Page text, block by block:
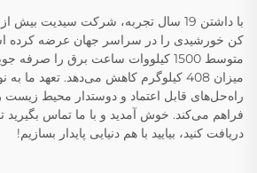
کن خورشیدی را در سراسر جهان عرضه کرده
متوسط 1500 کیلووات ساعت برق را
میزان 408 کیلوگرم کاهش می‌دهد. تعهد ما
راه‌حل‌های قابل اعتماد و دوستدار محیط زیست
فراهم می‌کند. خوش آمدید و با ما تماس بگیرید
دریافت کنید، بیایید با هم دنیایی پایدار بسازیم!